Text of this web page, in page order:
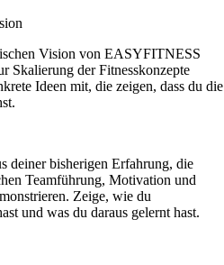
Vision von EASYFITNESS
Skalierung der Fitnesskonzepte
Ideen mit, die zeigen, dass du die
deiner bisherigen Erfahrung, die
Teamführung, Motivation und
Zeige, wie du
und was du daraus gelernt hast.